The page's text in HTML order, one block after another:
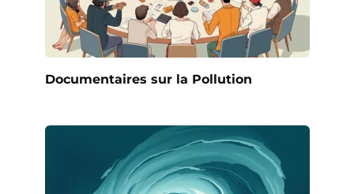
Documentaires sur la Pollution